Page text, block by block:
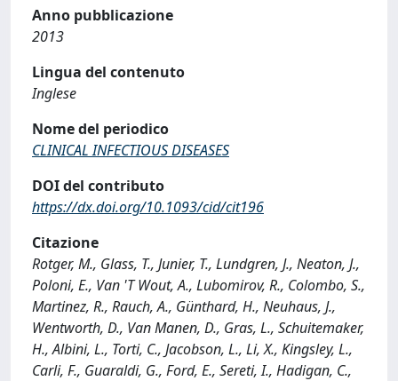
Anno pubblicazione
2013
Lingua del contenuto
Inglese
Nome del periodico
CLINICAL INFECTIOUS DISEASES
DOI del contributo
https://dx.doi.org/10.1093/cid/cit196
Citazione
Rotger, M., Glass, T., Junier, T., Lundgren, J., Neaton, J.,
Poloni, E., Van 'T Wout, A., Lubomirov, R., Colombo, S.,
Martinez, R., Rauch, A., Günthard, H., Neuhaus, J.,
Wentworth, D., Van Manen, D., Gras, L., Schuitemaker,
H., Albini, L., Torti, C., Jacobson, L., Li, X., Kingsley, L.,
Carli, F., Guaraldi, G., Ford, E., Sereti, I., Hadigan, C.,